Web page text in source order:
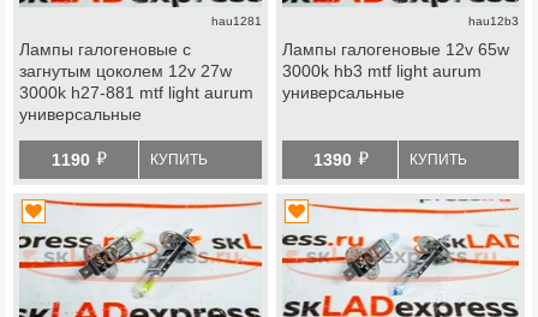
hau1281
Лампы галогеновые с
загнутым цоколем 12v 27w
3000k h27-881 mtf light aurum
универсальные
1190 й КУПИТЬ
hau12b3
Лампы галогеновые 12v 65w
3000k hb3 mtf light aurum
универсальные
1390 й КУПИТЬ